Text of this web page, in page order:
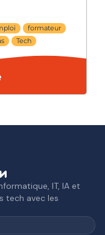
formateur
Tech
IT, IA et
tech avec les